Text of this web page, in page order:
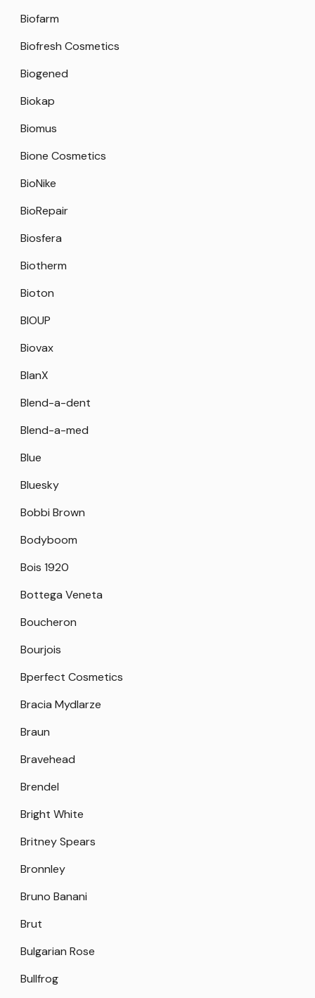
Biofarm
Biofresh Cosmetics
Biogened
Biokap
Biomus
Bione Cosmetics
BioNike
BioRepair
Biosfera
Biotherm
Bioton
BIOUP
Biovax
BlanX
Blend-a-dent
Blend-a-med
Blue
Bluesky
Bobbi Brown
Bodyboom
Bois 1920
Bottega Veneta
Boucheron
Bourjois
Bperfect Cosmetics
Bracia Mydlarze
Braun
Bravehead
Brendel
Bright White
Britney Spears
Bronnley
Bruno Banani
Brut
Bulgarian Rose
Bullfrog